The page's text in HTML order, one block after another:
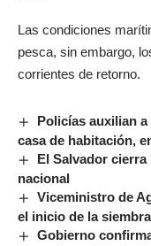
Las condiciones
pesca, sin embargo,
corrientes de retorno.
Policías auxilian
casa de habitación,
El Salvador
nacional
Viceministro de
el inicio de la
Gobierno